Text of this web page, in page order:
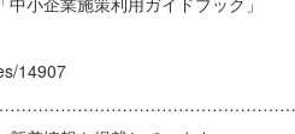
14907